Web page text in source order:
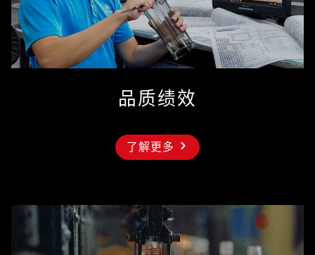
品质绩效
了解更多